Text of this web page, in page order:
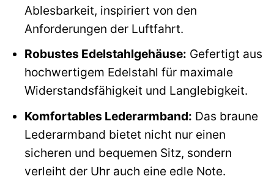
Ablesbarkeit, inspiriert von den
Anforderungen der Luftfahrt.
Robustes Edelstahlgehäuse: Gefertigt aus
hochwertigem Edelstahl für maximale
Widerstandsfähigkeit und Langlebigkeit.
Komfortables Lederarmband: Das braune
Lederarmband bietet nicht nur einen
sicheren und bequemen Sitz, sondern
verleiht der Uhr auch eine edle Note.